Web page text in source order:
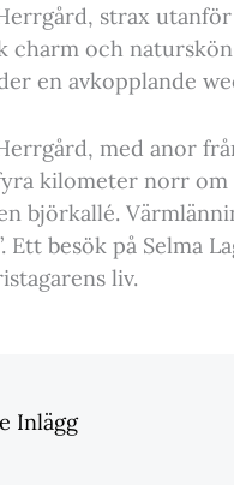
strax
charm och
en avkopplande
med anor
kilometer norr om
björkallé.
Ett besök på Selma
liv.
Inlägg